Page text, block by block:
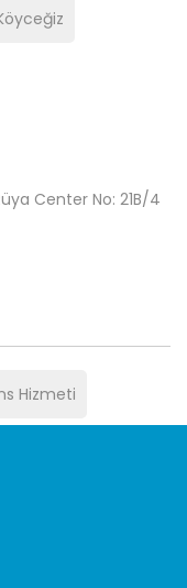
Center No: 21B/4
Hizmeti